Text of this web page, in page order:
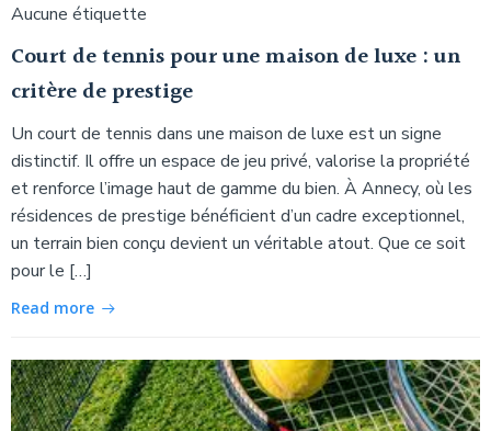
Aucune étiquette
Court de tennis pour une maison de luxe : un
critère de prestige
Un court de tennis dans une maison de luxe est un signe
distinctif. Il offre un espace de jeu privé, valorise la propriété
et renforce l’image haut de gamme du bien. À Annecy, où les
résidences de prestige bénéficient d’un cadre exceptionnel,
un terrain bien conçu devient un véritable atout. Que ce soit
pour le […]
Read more